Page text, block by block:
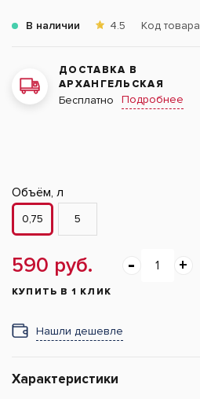
В наличии 4.5 Код товара
ДОСТАВКА В
АРХАНГЕЛЬСКАЯ
Бесплатно
Подробнее
Объём, л
0,75 5
590 руб.
КУПИТЬ В 1 КЛИК
Нашли дешевле
Характеристики